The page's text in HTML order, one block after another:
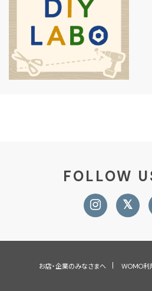
FOLLOW
お店・企業のみなさまへ WOMO利